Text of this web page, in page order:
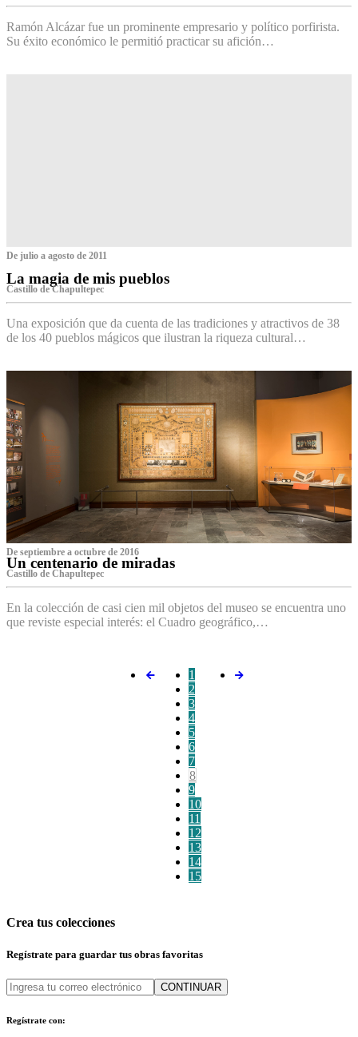
Ramón Alcázar fue un prominente empresario y político porfirista.
Su éxito económico le permitió practicar su afición…
De julio a agosto de 2011
La magia de mis pueblos
Castillo de Chapultepec
Una exposición que da cuenta de las tradiciones y atractivos de 38
de los 40 pueblos mágicos que ilustran la riqueza cultural…
De septiembre a octubre de 2016
Un centenario de miradas
Castillo de Chapultepec
En la colección de casi cien mil objetos del museo se encuentra uno
que reviste especial interés: el Cuadro geográfico,…
1
2
3
4
5
6
7
8
9
10
11
12
13
14
15
Crea tus colecciones
Regístrate para guardar tus obras favoritas
CONTINUAR
Regístrate con: